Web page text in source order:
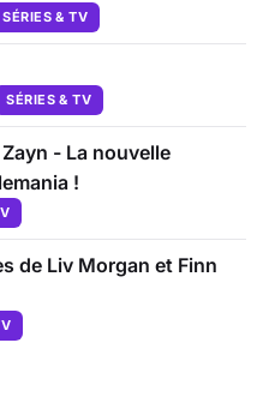
SÉRIES & TV
SÉRIES & TV
- La nouvelle
!
de Liv Morgan et Finn